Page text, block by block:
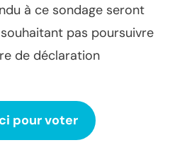
à ce sondage seront
pas poursuivre
de déclaration
pour voter